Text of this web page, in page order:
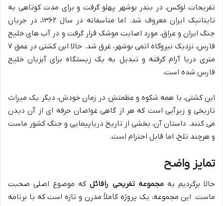
تفریحات لوکس، در بندر بوشهر پهلو گرفت و برای مدت کوتاهی به
تایتانیک ایران معروف شد. اما متاسفانه در سال ۱۳۶۲، در جریان
جنگ ایران و عراق، مورد اصابت موشک قرار گرفت و در آب های خلیج
فارس، نزدیک نیروگاه اتمی بوشهر، غرق شد. حالا این کشتی در عمق ۷
متری دریا آرام گرفته و تبدیل به یک زیستگاه برای آبزیان خلیج
فارس شده است.
این کشتی، با همه شکوه و عظمتش در زمان خودش، دیگر یک میراث
تاریخی و زیرآبی است که هر از گاهی غواصان حرفه ای از آن دیدن
می کنند. داستان آن، بخشی از تاریخ دریاپیمایی و جنگ کشور ماست
و هرچند تلخ، اما قابل احترام است.
تمایز واضح
حالا برگردیم بهمجموعه تفریحی رافائلکه موضوع اصلی صحبت
ماست. این مجموعه، یک پروژه کاملاً مدرن و تازه است که با برنامه